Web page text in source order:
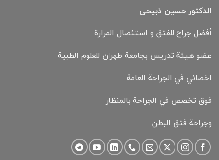
الدكتور حسين ذبيحی
أفضل جراح للفتق و استئصال المرارة
عضو هيئة تدريس بجامعة طهران للعلوم الطبية
اخصائي في الجراحة العامة
فوق تخصص في الجراحة بالمنظار
وجراحة فتق البطن